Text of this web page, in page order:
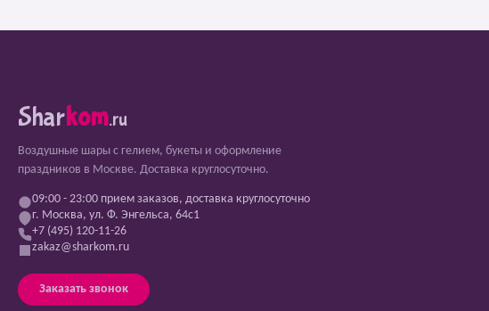
Sharkom.ru
Воздушные шары с гелием, букеты и оформление
праздников в Москве. Доставка круглосуточно.
09:00 - 23:00 прием заказов, доставка круглосуточно
г. Москва, ул. Ф. Энгельса, 64с1
+7 (495) 120-11-26
zakaz@sharkom.ru
Заказать звонок